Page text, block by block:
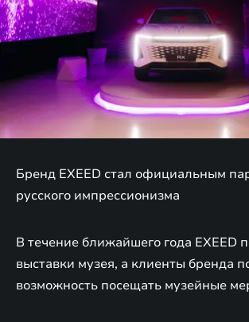
Бренд EXEED стал официальным
русского импрессионизма
В течение ближайшего года EXEED
выставки музея, а клиенты бренда
возможность посещать музейные